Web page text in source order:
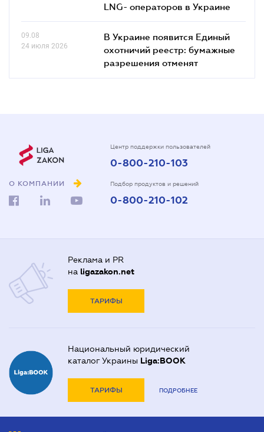
LNG- операторов в Украине
09.08
24 июля 2026
В Украине появится Единый
охотничий реестр: бумажные
разрешения отменят
О КОМПАНИИ
Центр поддержки пользователей
0-800-210-103
Подбор продуктов и решений
0-800-210-102
Реклама и PR
на ligazakon.net
ТАРИФЫ
Национальный юридический
каталог Украины Liga:BOOK
ТАРИФЫ ПОДРОБНЕЕ